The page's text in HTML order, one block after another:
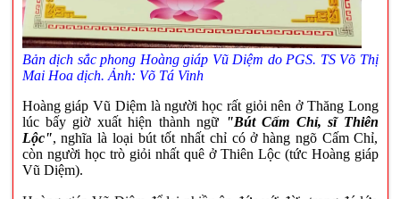
Bản dịch sắc phong Hoàng giáp Vũ Diệm do PGS. TS Võ Thị
Mai Hoa dịch. Ảnh: Võ Tá Vinh
Hoàng giáp Vũ Diệm là người học rất giỏi nên ở Thăng Long
lúc bấy giờ xuất hiện thành ngữ "Bút Cấm Chỉ, sĩ Thiên
Lộc", nghĩa là loại bút tốt nhất chỉ có ở hàng ngõ Cấm Chỉ,
còn người học trò giỏi nhất quê ở Thiên Lộc (tức Hoàng giáp
Vũ Diệm).